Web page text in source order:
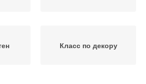
Класс по декору